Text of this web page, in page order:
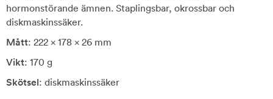
hormonstörande ämnen. Staplingsbar, okrossbar och
diskmaskinssäker.
Mått: 222 x 178 x 26 mm
Vikt: 170 g
Skötsel: diskmaskinssäker